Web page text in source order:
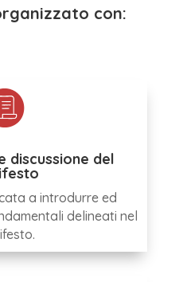
con:
discussione del
a introdurre ed
delineati nel